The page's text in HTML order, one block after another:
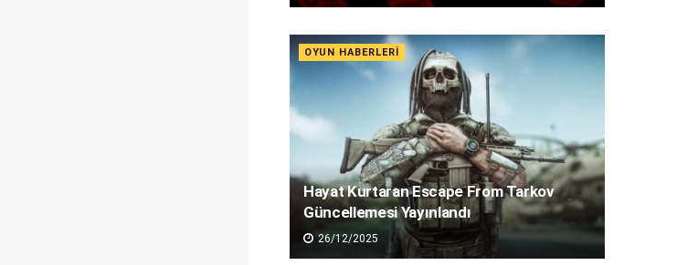
OYUN HABERLERI
Hayat Kurtaran Escape From Tarkov
Güncellemesi Yayınlandı
26/12/2025